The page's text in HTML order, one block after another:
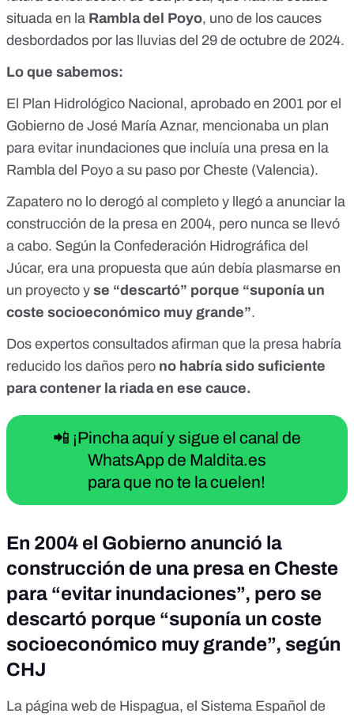
situada en la Rambla del Poyo, uno de los cauces
desbordados por las lluvias del 29 de octubre de 2024.
Lo que sabemos:
El Plan Hidrológico Nacional, aprobado en 2001 por el
Gobierno de José María Aznar, mencionaba un plan
para evitar inundaciones que incluía una presa en la
Rambla del Poyo a su paso por Cheste (Valencia).
Zapatero no lo derogó al completo y llegó a anunciar la
construcción de la presa en 2004, pero nunca se llevó
a cabo. Según la Confederación Hidrográfica del
Júcar, era una propuesta que aún debía plasmarse en
un proyecto y se “descartó” porque “suponía un
coste socioeconómico muy grande”.
Dos expertos consultados afirman que la presa habría
reducido los daños pero no habría sido suficiente
para contener la riada en ese cauce.
📲 ¡Pincha aquí y sigue el canal de
WhatsApp de Maldita.es
para que no te la cuelen!
En 2004 el Gobierno anunció la
construcción de una presa en Cheste
para “evitar inundaciones”, pero se
descartó porque “suponía un coste
socioeconómico muy grande”, según
CHJ
La página web de Hispagua, el Sistema Español de